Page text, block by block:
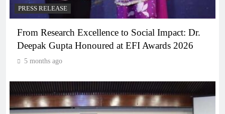
PRESS RELEASE
From Research Excellence to Social Impact: Dr.
Deepak Gupta Honoured at EFI Awards 2026
5 months ago